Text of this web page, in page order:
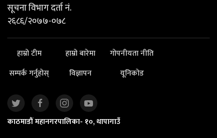
सूचना विभाग दर्ता नं.
२६८६/२०७७-०७८
हाम्रो टीम हाम्रो बारेमा
गोपनीयता नीति
सम्पर्क गर्नुहोस्
विज्ञापन यूनिकोड
काठमाडौं महानगरपालिका- १०, थापागाउँ